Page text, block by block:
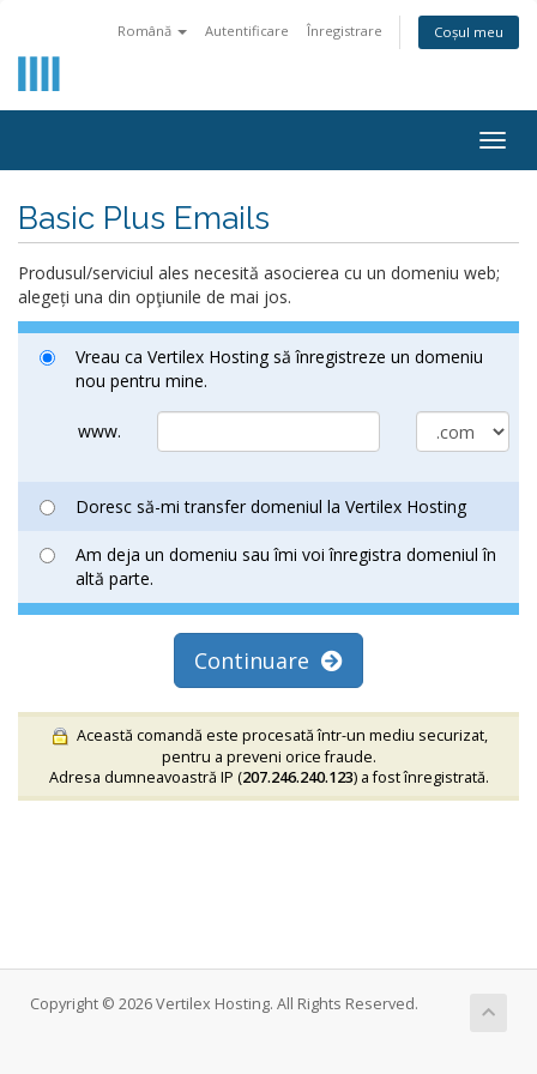
Română Autentificare Înregistrare Coșul meu
Basic Plus Emails
Produsul/serviciul ales necesită asocierea cu un domeniu web;
alegeți una din opţiunile de mai jos.
Vreau ca Vertilex Hosting să înregistreze un domeniu
nou pentru mine.
www.
Doresc să-mi transfer domeniul la Vertilex Hosting
Am deja un domeniu sau îmi voi înregistra domeniul în
altă parte.
Continuare
Această comandă este procesată într-un mediu securizat,
pentru a preveni orice fraude.
Adresa dumneavoastră IP (207.246.240.123) a fost înregistrată.
Copyright © 2026 Vertilex Hosting. All Rights Reserved.